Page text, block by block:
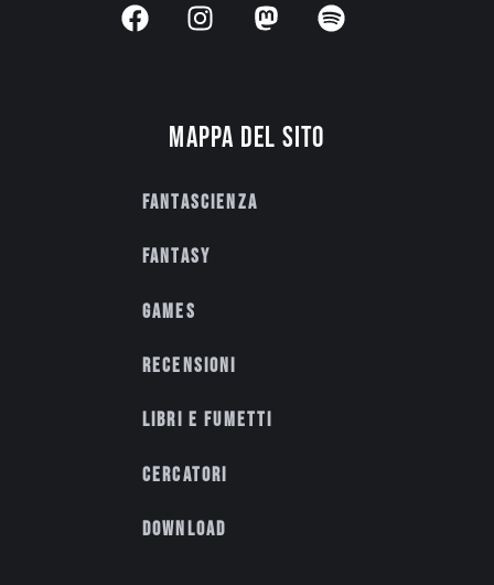
Mappa del sito
Fantascienza
Fantasy
Games
Recensioni
Libri e fumetti
Cercatori
Download